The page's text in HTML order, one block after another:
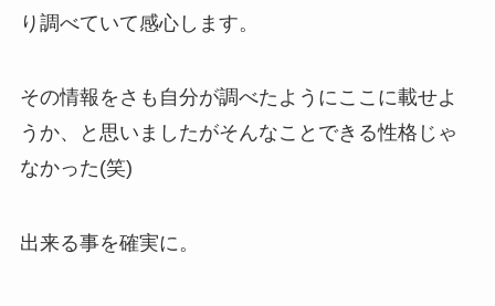
り調べていて感心します。
その情報をさも自分が調べたようにここに載せよ
うか、と思いましたがそんなことできる性格じゃ
なかった(笑)
出来る事を確実に。